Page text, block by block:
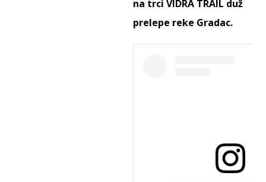
na trci VIDRA TRAIL duž
prelepe reke Gradac.